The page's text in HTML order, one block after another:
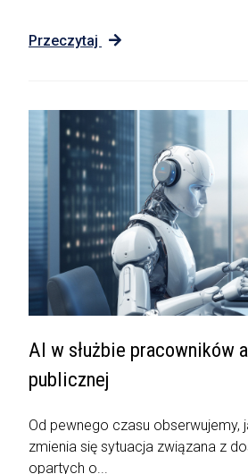
Przeczytaj
AI w służbie pracowników
publicznej
Od pewnego czasu obserwujemy,
zmienia się sytuacja związana z
opartych o...